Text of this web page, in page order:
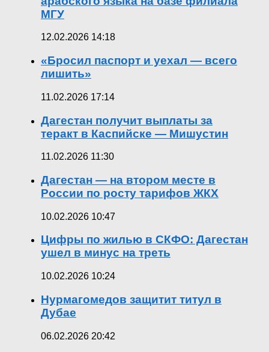
МГУ
12.02.2026 14:18
«Бросил паспорт и уехал — всего
лишить»
11.02.2026 17:14
Дагестан получит выплаты за
теракт в Каспийске — Мишустин
11.02.2026 11:30
Дагестан — на втором месте в
России по росту тарифов ЖКХ
10.02.2026 10:47
Цифры по жилью в СКФО: Дагестан
ушел в минус на треть
10.02.2026 10:24
Нурмагомедов защитит титул в
Дубае
06.02.2026 20:42